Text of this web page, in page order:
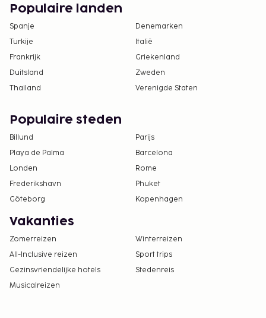
Wegens de nationale wetgeving mogen
contante betalingen bij deze accommodatie
het bedrag van EUR 1000 niet overschrijden.
Neem voor meer informatie contact op met de
accommodatie via de gegevens in de
geluidshinder kan veroorzaken.
Er gelden hoogtebeperkingen bij het parkeren.
De accommodatie wordt professioneel
Populaire landen
Spanje
Denemarken
Turkije
Italië
Frankrijk
Griekenland
Duitsland
Zweden
Thailand
Verenigde Staten
Populaire steden
Billund
Parijs
Playa de Palma
Barcelona
Londen
Rome
Frederikshavn
Phuket
Göteborg
Kopenhagen
Vakanties
Zomerreizen
Winterreizen
All-Inclusive reizen
Sport trips
Gezinsvriendelijke hotels
Stedenreis
Musicalreizen